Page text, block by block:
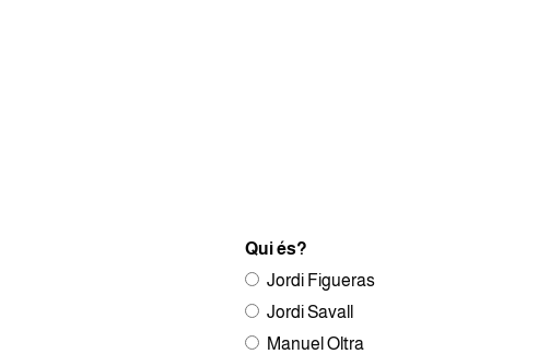
Qui és?
Jordi Figueras
Jordi Savall
Manuel Oltra